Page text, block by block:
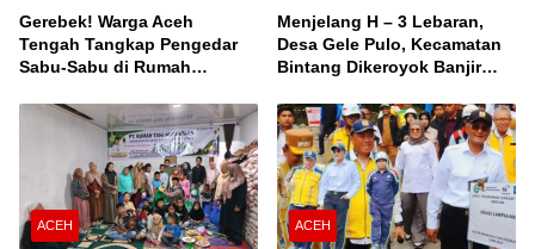
Gerebek! Warga Aceh
Tengah Tangkap Pengedar
Sabu-Sabu di Rumah
Menjelang H – 3 Lebaran,
Desa Gele Pulo, Kecamatan
Bintang Dikeroyok Banjir
ACEH ACEH